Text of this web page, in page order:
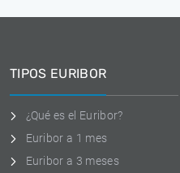
TIPOS EURIBOR
¿Qué es el Euribor?
Euribor a 1 mes
Euribor a 3 meses